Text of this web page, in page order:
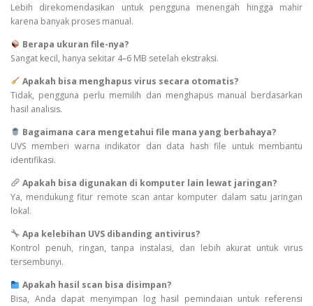
Lebih direkomendasikan untuk pengguna menengah hingga mahir
karena banyak proses manual.
Berapa ukuran file-nya?
Sangat kecil, hanya sekitar 4–6 MB setelah ekstraksi.
Apakah bisa menghapus virus secara otomatis?
Tidak, pengguna perlu memilih dan menghapus manual berdasarkan
hasil analisis.
Bagaimana cara mengetahui file mana yang berbahaya?
UVS memberi warna indikator dan data hash file untuk membantu
identifikasi.
Apakah bisa digunakan di komputer lain lewat jaringan?
Ya, mendukung fitur remote scan antar komputer dalam satu jaringan
lokal.
Apa kelebihan UVS dibanding antivirus?
Kontrol penuh, ringan, tanpa instalasi, dan lebih akurat untuk virus
tersembunyi.
Apakah hasil scan bisa disimpan?
Bisa, Anda dapat menyimpan log hasil pemindaian untuk referensi